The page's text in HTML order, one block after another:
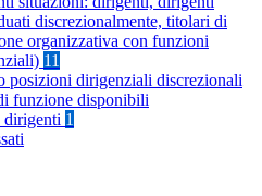
discrezionalmente, titolari di
organizzativa con funzioni
11
posizioni dirigenziali discrezionali
funzione disponibili
dirigenti 1